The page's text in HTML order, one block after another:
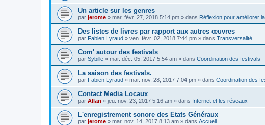
Un article sur les genres
par jerome » mar. févr. 27, 2018 5:14 pm » dans Réflexion pour améliorer
Des listes de livres par rapport aux autres œuvres
par Fabien Lyraud » ven. févr. 02, 2018 7:44 pm » dans Transversalité
Com' autour des festivals
par Sybille » mar. déc. 05, 2017 5:54 am » dans Coordination des festivals
La saison des festivals.
par Fabien Lyraud » mar. nov. 28, 2017 7:04 pm » dans Coordination des
Contact Media Locaux
par Allan » jeu. nov. 23, 2017 5:16 am » dans Internet et les réseaux
L'enregistrement sonore des Etats Généraux
par jerome » mar. nov. 14, 2017 8:13 am » dans Accueil